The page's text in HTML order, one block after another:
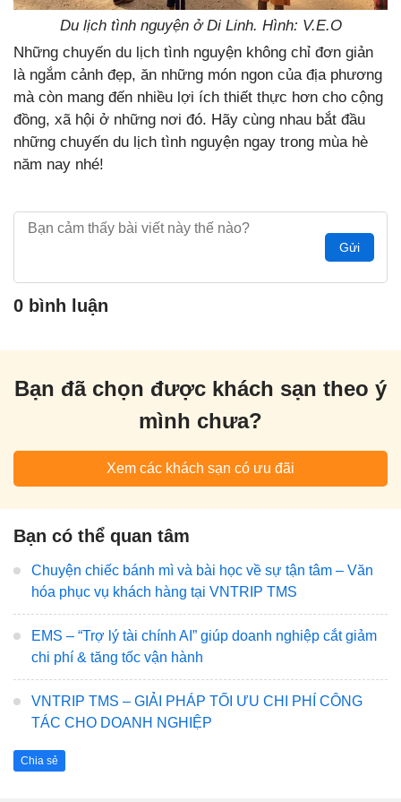
Du lịch tình nguyện ở Di Linh. Hình: V.E.O
Những chuyến du lịch tình nguyện không chỉ đơn giản
là ngắm cảnh đẹp, ăn những món ngon của địa phương
mà còn mang đến nhiều lợi ích thiết thực hơn cho cộng
đồng, xã hội ở những nơi đó. Hãy cùng nhau bắt đầu
những chuyến du lịch tình nguyện ngay trong mùa hè
năm nay nhé!
Gửi
0 bình luận
Bạn đã chọn được khách sạn theo ý
mình chưa?
Xem các khách sạn có ưu đãi
Bạn có thể quan tâm
Chuyện chiếc bánh mì và bài học về sự tận tâm – Văn
hóa phục vụ khách hàng tại VNTRIP TMS
EMS – “Trợ lý tài chính AI” giúp doanh nghiệp cắt giảm
chi phí & tăng tốc vận hành
VNTRIP TMS – GIẢI PHÁP TỐI ƯU CHI PHÍ CÔNG
TÁC CHO DOANH NGHIỆP
Chia sẻ